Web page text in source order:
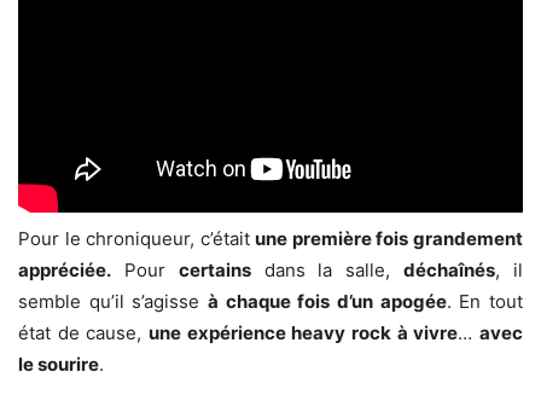
Pour le chroniqueur, c’étaitune première fois grandement
appréciée. Pour certainsdans la salle,déchaînés, il
semble qu’il s’agisse à chaque fois d’un apogée. En tout
état de cause, une expérience heavy rock à vivre…avec
le sourire.